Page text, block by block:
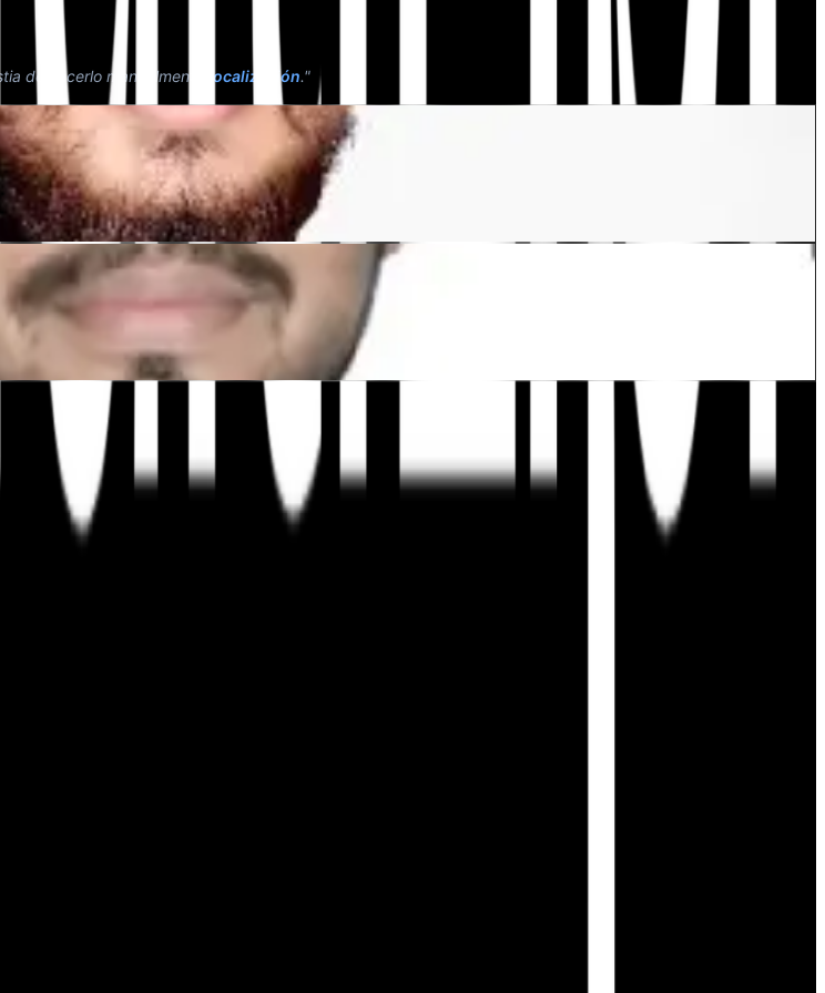
de hacerlo manualmente localización."